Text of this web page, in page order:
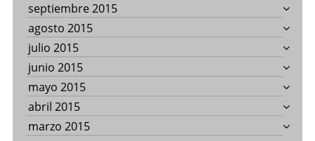
septiembre 2015
agosto 2015
julio 2015
junio 2015
mayo 2015
abril 2015
marzo 2015